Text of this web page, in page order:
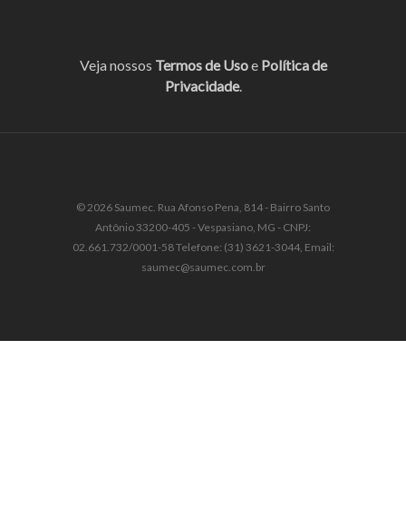
Veja nossos Termos de Usoe Política de
Privacidade.
© 2026 Saumec. Rua Afonso Pena, 814 - Bairro Santo
Antônio 33200-405 - Vespasiano, MG - CNPJ:
02.661.732/0001-58 Telefone: (31) 3621-3044, Email:
saumec@saumec.com.br